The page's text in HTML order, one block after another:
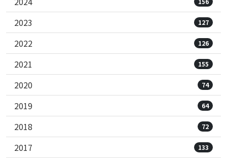
2023 127
2022 126
2021 155
2020 74
2019 64
2018 72
2017 133